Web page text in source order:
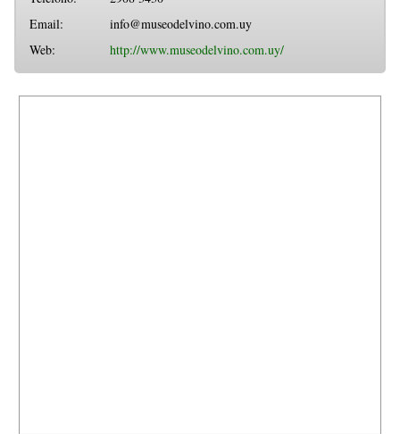
Email:
info@museodelvino.com.uy
Web:
http://www.museodelvino.com.uy/